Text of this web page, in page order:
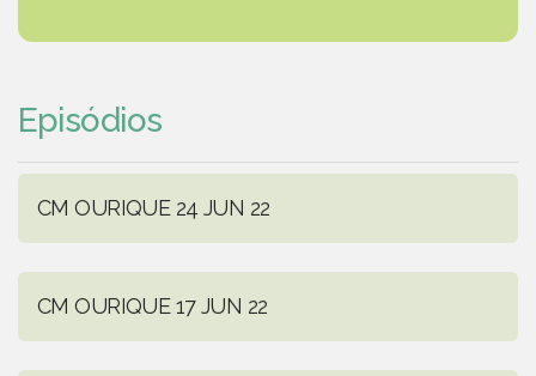
Episódios
CM OURIQUE 24 JUN 22
CM OURIQUE 17 JUN 22